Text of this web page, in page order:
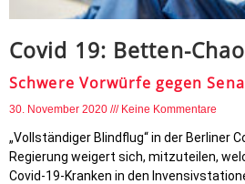
Covid 19: Betten-
Schwere Vorwürfe gegen
30. November 2020 Keine Kommentare
„Vollständiger Blindflug“ in der Berliner
Regierung weigert sich, mitzuteilen,
Covid-19-Kranken in den